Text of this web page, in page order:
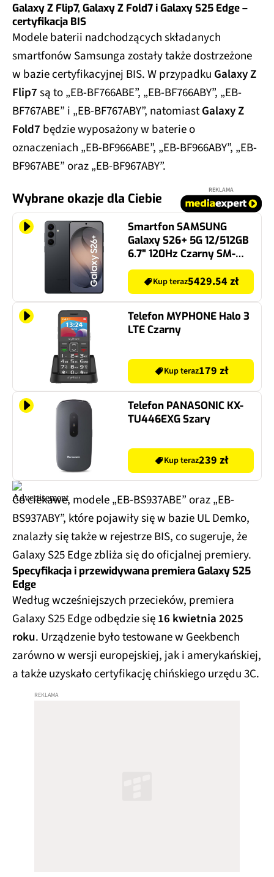
Galaxy Z Flip7, Galaxy Z Fold7 i Galaxy S25 Edge –
certyfikacja BIS
Modele baterii nadchodzących składanych
smartfonów Samsunga zostały także dostrzeżone
w bazie certyfikacyjnej BIS. W przypadku Galaxy Z
Flip7są to „EB-BF766ABE”, „EB-BF766ABY”, „EB-
BF767ABE” i „EB-BF767ABY”, natomiastGalaxy Z
Fold7 będzie wyposażony w baterie o
oznaczeniach „EB-BF966ABE”, „EB-BF966ABY”, „EB-
BF967ABE” oraz „EB-BF967ABY”.
Wybrane okazje dla Ciebie
REKLAMA
Smartfon SAMSUNG
Galaxy S26+ 5G 12/512GB
6.7" 120Hz Czarny SM-
S947
Kup teraz5429.54 zł
Telefon MYPHONE Halo 3
LTE Czarny
Kup teraz179 zł
Telefon PANASONIC KX-
TU446EXG Szary
Kup teraz239 zł
Co ciekawe, modele „EB-BS937ABE” oraz „EB-
BS937ABY”, które pojawiły się w bazie UL Demko,
znalazły się także w rejestrze BIS, co sugeruje, że
Galaxy S25 Edge zbliża się do oficjalnej premiery.
Specyfikacja i przewidywana premiera Galaxy S25
Edge
Według wcześniejszych przecieków, premiera
Galaxy S25 Edge odbędzie się16 kwietnia 2025
roku. Urządzenie było testowane w Geekbench
zarówno w wersji europejskiej, jak i amerykańskiej,
a także uzyskało certyfikację chińskiego urzędu 3C.